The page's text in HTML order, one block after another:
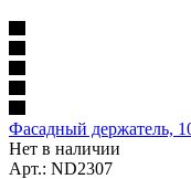
Фасадный держатель,
Нет в наличии
Арт.: ND2307